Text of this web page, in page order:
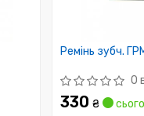
Ремінь зубч.
0
330₴